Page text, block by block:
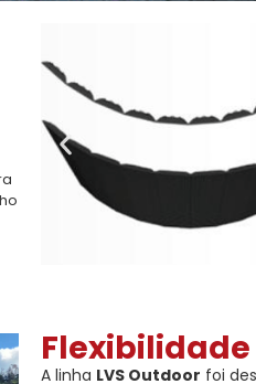
A linha LVS Outdoor foi